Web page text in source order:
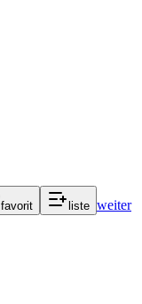
favorit liste weiter